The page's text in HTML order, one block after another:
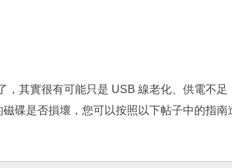
其實很有可能只是 USB 線老化、供電不足
碟是否損壞，您可以按照以下帖子中的指南